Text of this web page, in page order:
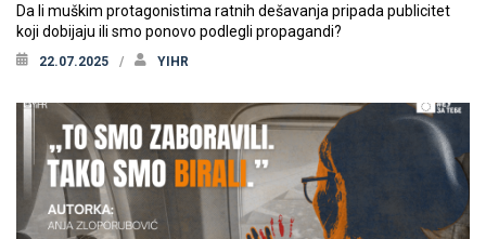
Da li muškim protagonistima ratnih dešavanja pripada publicitet
koji dobijaju ili smo ponovo podlegli propagandi?
22.07.2025 YIHR